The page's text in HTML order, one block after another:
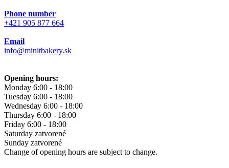
Phone number
+421 905 877 664
Email
info@minitbakery.sk
Opening hours:
Monday 6:00 - 18:00
Tuesday 6:00 - 18:00
Wednesday 6:00 - 18:00
Thursday 6:00 - 18:00
Friday 6:00 - 18:00
Saturday zatvorené
Sunday zatvorené
Change of opening hours are subject to change.